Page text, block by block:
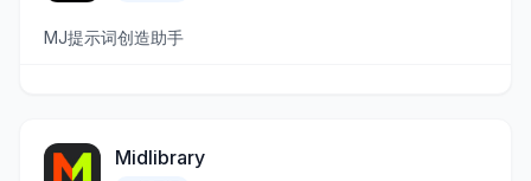
MJ提示词创造助手
Midlibrary